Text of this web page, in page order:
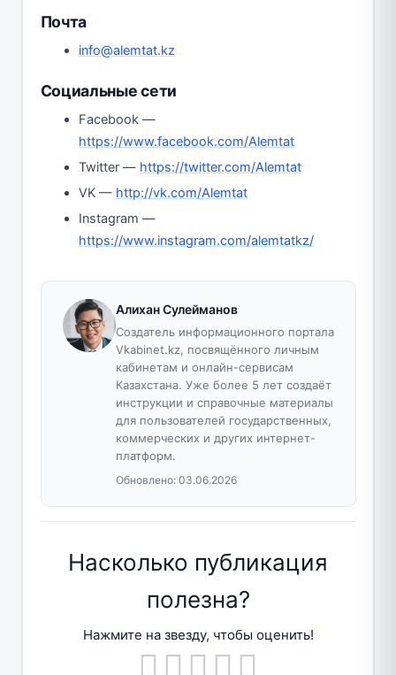
Почта
info@alemtat.kz
Социальные сети
Facebook —
https://www.facebook.com/Alemtat
Twitter — https://twitter.com/Alemtat
VK — http://vk.com/Alemtat
Instagram —
https://www.instagram.com/alemtatkz/
Алихан Сулейманов
Создатель информационного портала
Vkabinet.kz, посвящённого личным
кабинетам и онлайн-сервисам
Казахстана. Уже более 5 лет создаёт
инструкции и справочные материалы
для пользователей государственных,
коммерческих и других интернет-
платформ.
Обновлено: 03.06.2026
Насколько публикация
полезна?
Нажмите на звезду, чтобы оценить!